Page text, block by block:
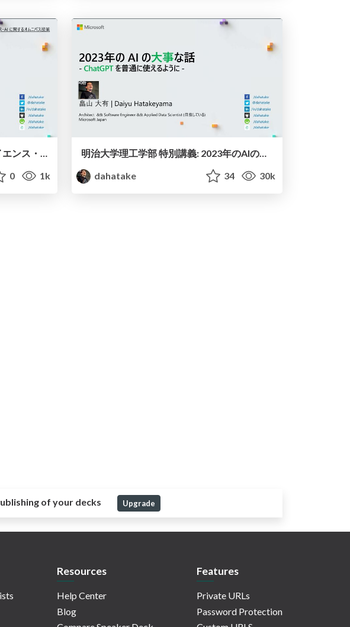
0 1k
dahatake
34 30k
of your decks Upgrade
Resources
Help Center
Blog
Features
Private URLs
Password Protection